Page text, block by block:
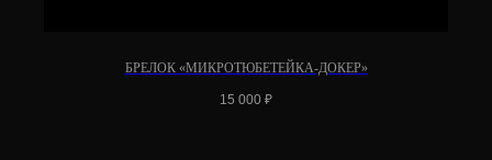
БРЕЛОК «МИКРОТЮБЕТЕЙКА-ДОКЕР»
15 000 ₽